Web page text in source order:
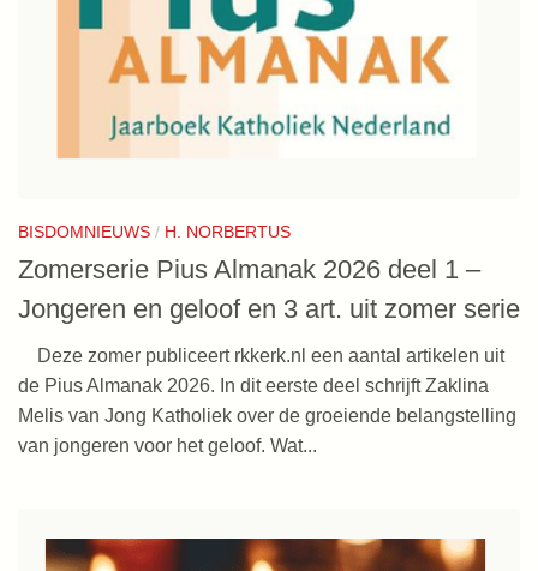
BISDOMNIEUWS / H. NORBERTUS
Zomerserie Pius Almanak 2026 deel 1 –
Jongeren en geloof en 3 art. uit zomer serie
Deze zomer publiceert rkkerk.nl een aantal artikelen uit
de Pius Almanak 2026. In dit eerste deel schrijft Zaklina
Melis van Jong Katholiek over de groeiende belangstelling
van jongeren voor het geloof. Wat...